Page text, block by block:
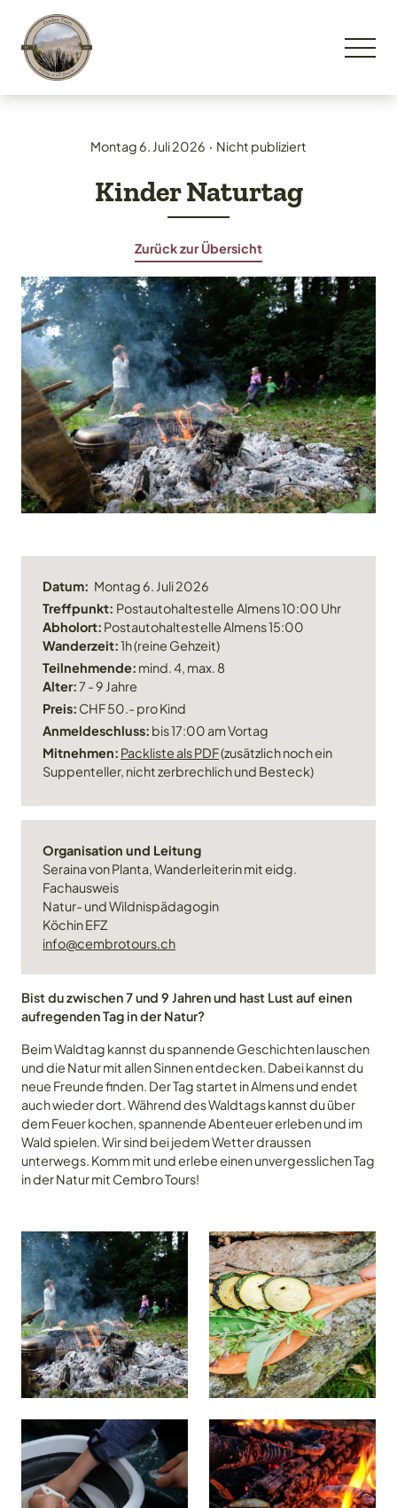
Angebot
Galerie
Angebot
Galerie
Über mich
Kontakt
Montag 6. Juli 2026 ‧ Nicht publiziert
Kinder Naturtag
Zurück zur Übersicht
Datum: Montag 6. Juli 2026
Treffpunkt: Postautohaltestelle Almens 10:00 Uhr
Abholort: Postautohaltestelle Almens 15:00
Wanderzeit:1h (reine Gehzeit)
Teilnehmende: mind. 4, max. 8
Alter:7 - 9 Jahre
Preis: CHF 50.- pro Kind
Anmeldeschluss: bis 17:00 am Vortag
Mitnehmen: Packliste als PDF(zusätzlich noch ein
Suppenteller, nicht zerbrechlich und Besteck)
Organisation und Leitung
Seraina von Planta, Wanderleiterin mit eidg.
Fachausweis
Natur- und Wildnispädagogin
Köchin EFZ
info@cembrotours.ch
Bist du zwischen 7 und 9 Jahren und hast Lust auf einen
aufregenden Tag in der Natur?
Beim Waldtag kannst du spannende Geschichten lauschen
und die Natur mit allen Sinnen entdecken. Dabei kannst du
neue Freunde finden. Der Tag startet in Almens und endet
auch wieder dort. Während des Waldtags kannst du über
dem Feuer kochen, spannende Abenteuer erleben und im
Wald spielen. Wir sind bei jedem Wetter draussen
unterwegs. Komm mit und erlebe einen unvergesslichen Tag
in der Natur mit Cembro Tours!